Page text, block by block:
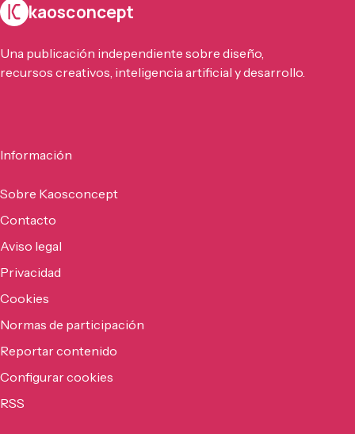
kaosconcept
Una publicación independiente sobre diseño,
recursos creativos, inteligencia artificial y desarrollo.
Información
Sobre Kaosconcept
Contacto
Aviso legal
Privacidad
Cookies
Normas de participación
Reportar contenido
Configurar cookies
RSS